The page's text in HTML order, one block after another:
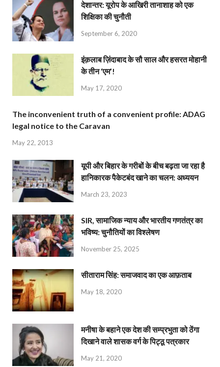
देशान्‍तर: यूरोप के आखिरी तानाशाह को एक
शिक्षिका की चुनौती
September 6, 2020
इंक़लाब ज़िंदाबाद के सौ साल और हसरत मोहानी
के तीन ‘एम’!
May 17, 2020
The inconvenient truth of a convenient profile: ADAG
legal notice to the Caravan
May 22, 2013
यूपी और बिहार के गरीबों के बीच बढ़ता जा रहा है
हानिकारक पैकेटबंद खाने का चलन: अध्ययन
March 23, 2023
SIR, सामाजिक न्याय और भारतीय गणतंत्र का
भविष्य: चुनौतियों का विश्लेषण
November 25, 2025
सीताराम सिंह: समाजवाद का एक आफ़ताब
May 18, 2020
मनीषा के बहाने एक देश की सम्प्रभुता को ठेंगा
दिखाने वाले शासक वर्ग के पिट्ठू पत्रकार
May 21, 2020